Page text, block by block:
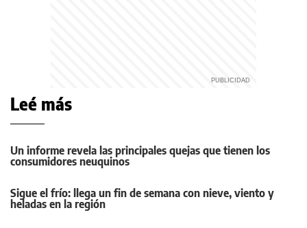
Leé más
Un informe revela las principales quejas que tienen los
consumidores neuquinos
Sigue el frío: llega un fin de semana con nieve, viento y
heladas en la región